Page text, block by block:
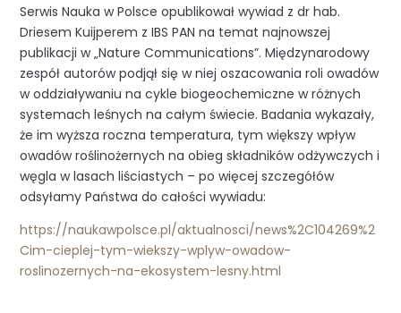
Serwis Nauka w Polsce opublikował wywiad z dr hab.
Driesem Kuijperem z IBS PAN na temat najnowszej
publikacji w „Nature Communications”. Międzynarodowy
zespół autorów podjął się w niej oszacowania roli owadów
w oddziaływaniu na cykle biogeochemiczne w różnych
systemach leśnych na całym świecie. Badania wykazały,
że im wyższa roczna temperatura, tym większy wpływ
owadów roślinożernych na obieg składników odżywczych i
węgla w lasach liściastych – po więcej szczegółów
odsyłamy Państwa do całości wywiadu:
https://naukawpolsce.pl/aktualnosci/news%2C104269%2
Cim-cieplej-tym-wiekszy-wplyw-owadow-
roslinozernych-na-ekosystem-lesny.html